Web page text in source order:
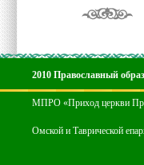
2010 Православный
МПРО «Приход церкви
Омской и Таврической